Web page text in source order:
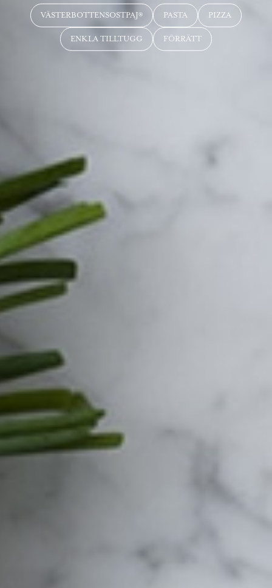
VÄSTERBOTTENSOSTPAJ® PASTA PIZZA
ENKLA TILLTUGG FÖRRÄTT